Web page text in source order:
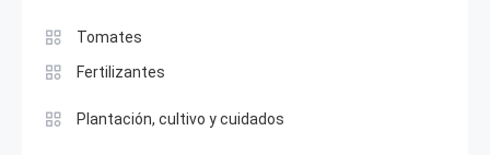
Tomates
Fertilizantes
Plantación, cultivo y cuidados